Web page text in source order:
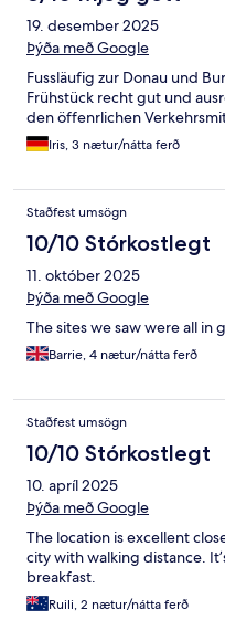
19. desember 2025
Þýða með Google
Fussläufig zur Donau und
Frühstück recht gut und
den öffenrlichen
Iris, 3 nætur/nátta ferð
Staðfest umsögn
10/10 Stórkostlegt
11. október 2025
Þýða með Google
The sites we saw were all in
Barrie, 4 nætur/nátta ferð
Staðfest umsögn
10/10 Stórkostlegt
10. apríl 2025
Þýða með Google
The location is excellent
city with walking distance.
breakfast.
Ruili, 2 nætur/nátta ferð